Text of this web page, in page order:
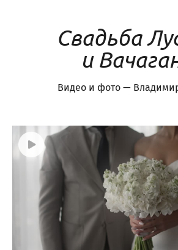
Свадьба
и
Видео и фото —